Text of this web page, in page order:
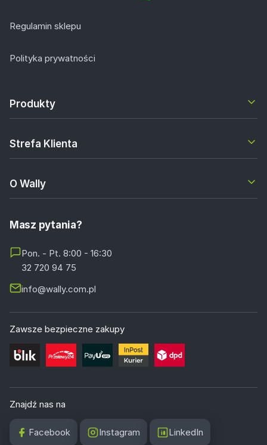
Regulamin sklepu
Polityka prywatności
Produkty
Strefa Klienta
O Wally
Masz pytania?
Pon. - Pt. 8:00 - 16:30
32 720 94 75
info@wally.com.pl
Zawsze bezpieczne zakupy
Znajdź nas na
Facebook Instagram LinkedIn